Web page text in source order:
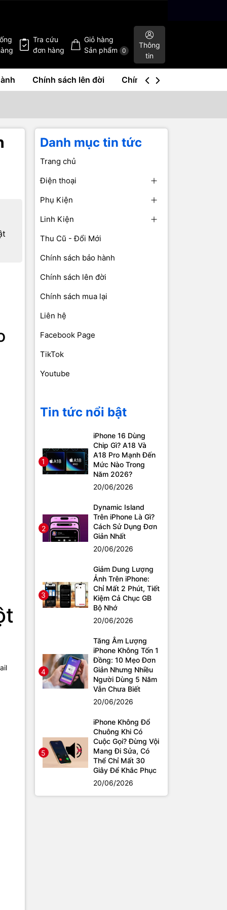
Tra cứu
đơn hàng
Giỏ hàng
Sản phẩm
0
Thông
tin
Chính sách lên đời Chính sách mua lại
Danh mục tin tức
Trang chủ
Điện thoại
Phụ Kiện
Linh Kiện
Thu Cũ - Đổi Mới
Chính sách bảo hành
Chính sách lên đời
Chính sách mua lại
Liên hệ
Facebook Page
TikTok
Youtube
Tin tức nổi bật
1
iPhone 16 Dùng
Chip Gì? A18 Và
A18 Pro Mạnh Đến
Mức Nào Trong
Năm 2026?
20/06/2026
2
Dynamic Island
Trên iPhone Là Gì?
Cách Sử Dụng Đơn
Giản Nhất
20/06/2026
3
Giảm Dung Lượng
Ảnh Trên iPhone:
Chỉ Mất 2 Phút, Tiết
Kiệm Cả Chục GB
Bộ Nhớ
20/06/2026
4
Tăng Âm Lượng
iPhone Không Tốn 1
Đồng: 10 Mẹo Đơn
Giản Nhưng Nhiều
Người Dùng 5 Năm
Vẫn Chưa Biết
20/06/2026
5
iPhone Không Đổ
Chuông Khi Có
Cuộc Gọi? Đừng Vội
Mang Đi Sửa, Có
Thể Chỉ Mất 30
Giây Để Khắc Phục
20/06/2026